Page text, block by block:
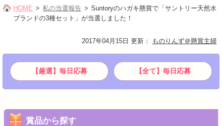
HOME 私の当選報告
Suntoryのハガキ懸賞で「サントリー天然水
ブランドの3種セット」が当選しました！
2017年04月15日 更新 ： ものりんず＠懸賞主婦
【厳選】毎日応募 【全て】毎日応募
賞品から探す